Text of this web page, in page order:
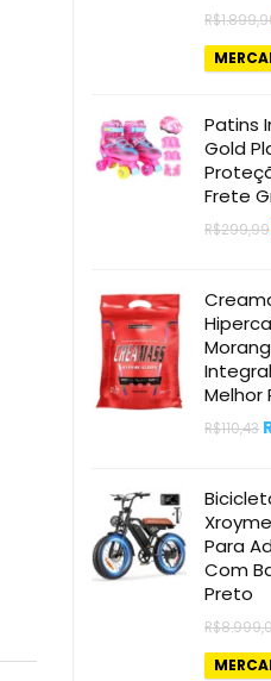
R$
Patins
Gold
Frete
R$299,99
Melhor
R$110,43
Para
Com
Preto
R$